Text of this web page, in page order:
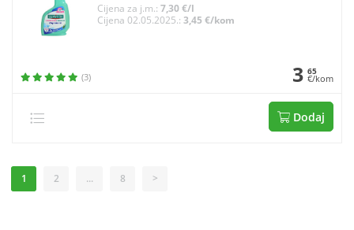
Cijena za j.m.: 7,30 €/l
Cijena 02.05.2025.: 3,45 €/kom
(3) 3 65
€/kom
Dodaj
1 2 ... 8 >